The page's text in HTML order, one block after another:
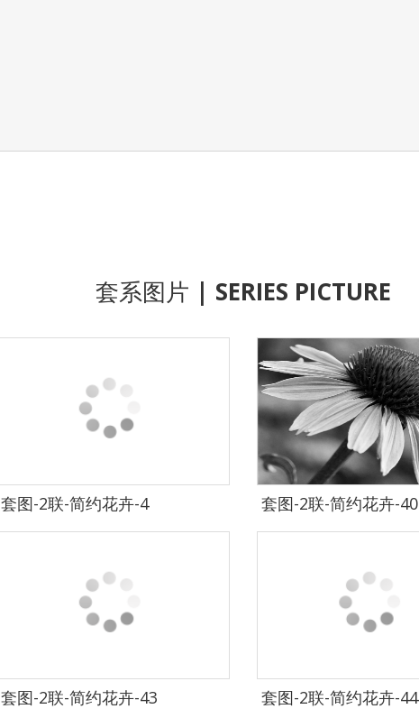
套系图片 | SERIES PICTURE
套图-2联-简约花卉-4 套图-2联-简约花卉-40
套图-2联-简约花卉-43 套图-2联-简约花卉-44